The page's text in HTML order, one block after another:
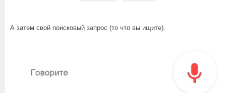
А затем свой поисковый запрос (то что вы ищите).